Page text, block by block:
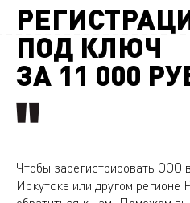
ПОД КЛЮЧ
ЗА 11 000
Чтобы зарегистрировать ООО
Иркутске или другом регионе